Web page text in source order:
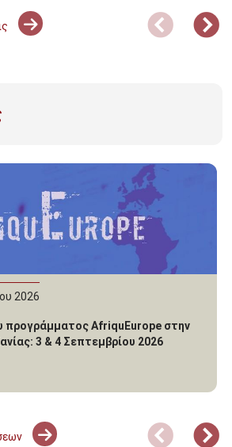
2026
προγράμματος AfriquEurope στην
3 & 4 Σεπτεμβρίου 2026